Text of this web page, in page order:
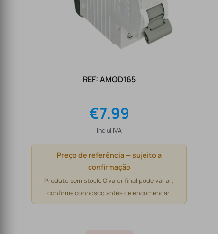
REF: AMOD165
€7.99
Inclui IVA
Preço de referência — sujeito a
confirmação
Produto sem stock. O valor final pode variar;
confirme connosco antes de encomendar.